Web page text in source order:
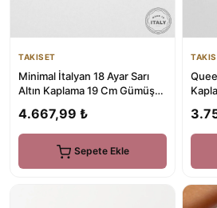
TAKISET
Minimal İtalyan 18 Ayar Sarı
Altın Kaplama 19 Cm Gümüş
4.667,99 ₺
Sepete Ekle